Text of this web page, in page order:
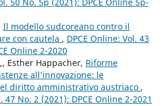
Il modello sudcoreano contro il
con cautela , DPCE Online: Vol. 43
Online 2-2020
Esther Happacher, Riforme
all’innovazione: le
diritto amministrativo austriaco ,
47 No. 2 (2021): DPCE Online 2-2021